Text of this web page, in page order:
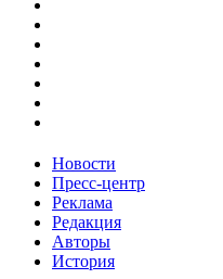
Новости
Пресс-центр
Реклама
Редакция
Авторы
История